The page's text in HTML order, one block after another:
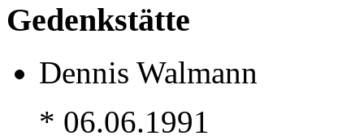
Gedenkstätte
Dennis Walmann
* 06.06.1991